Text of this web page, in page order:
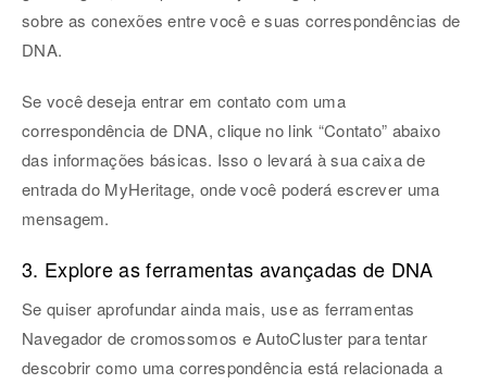
sobre as conexões entre você e suas correspondências de
DNA.
Se você deseja entrar em contato com uma
correspondência de DNA, clique no link “Contato” abaixo
das informações básicas. Isso o levará à sua caixa de
entrada do MyHeritage, onde você poderá escrever uma
mensagem.
3. Explore as ferramentas avançadas de DNA
Se quiser aprofundar ainda mais, use as ferramentas
Navegador de cromossomos e AutoCluster para tentar
descobrir como uma correspondência está relacionada a